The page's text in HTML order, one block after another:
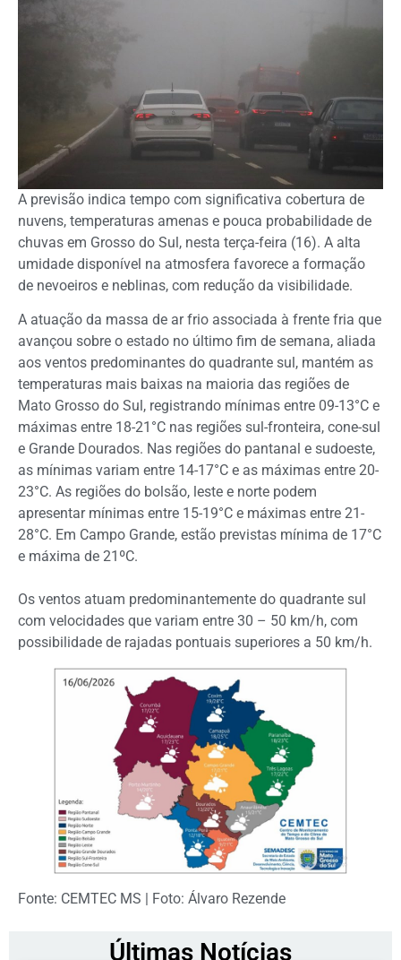
A previsão indica tempo com significativa cobertura de
nuvens, temperaturas amenas e pouca probabilidade de
chuvas em Grosso do Sul, nesta terça-feira (16). A alta
umidade disponível na atmosfera favorece a formação
de nevoeiros e neblinas, com redução da visibilidade.
A atuação da massa de ar frio associada à frente fria que
avançou sobre o estado no último fim de semana, aliada
aos ventos predominantes do quadrante sul, mantém as
temperaturas mais baixas na maioria das regiões de
Mato Grosso do Sul, registrando mínimas entre 09-13°C e
máximas entre 18-21°C nas regiões sul-fronteira, cone-sul
e Grande Dourados. Nas regiões do pantanal e sudoeste,
as mínimas variam entre 14-17°C e as máximas entre 20-
23°C. As regiões do bolsão, leste e norte podem
apresentar mínimas entre 15-19°C e máximas entre 21-
28°C. Em Campo Grande, estão previstas mínima de 17°C
e máxima de 21ºC.
Os ventos atuam predominantemente do quadrante sul
com velocidades que variam entre 30 – 50 km/h, com
possibilidade de rajadas pontuais superiores a 50 km/h.
Fonte: CEMTEC MS | Foto: Álvaro Rezende
Últimas Notícias